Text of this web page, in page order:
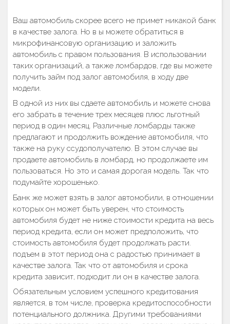
Ваш автомобиль скорее всего не примет никакой банк
в качестве залога. Но в ы можете обратиться в
микрофинансовую организацию и заложить
автомобиль с правом пользования. В использовании
таких организаций, а также ломбардов, где вы можете
получить займ под залог автомобиля, в ходу две
модели.
В одной из них вы сдаете автомобиль и можете снова
его забрать в течение трех месяцев плюс льготный
период в один месяц. Различные ломбарды также
предлагают и продолжить вождение автомобиля, что
также на руку ссудополучателю. В этом случае вы
продаете автомобиль в ломбард, но продолжаете им
пользоваться. Но это и самая дорогая модель. Так что
подумайте хорошенько.
Банк же может взять в залог автомобили, в отношении
которых он может быть уверен, что стоимость
автомобиля будет не ниже стоимости кредита на весь
период кредита, если он может предположить, что
стоимость автомобиля будет продолжать расти.
подъем в этот период она с радостью принимает в
качестве залога. Так что от автомобиля и срока
кредита зависит, подходит ли он в качестве залога.
Обязательным условием успешного кредитования
является, в том числе, проверка кредитоспособности
потенциального должника. Другими требованиями